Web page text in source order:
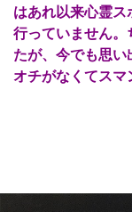
はあれ以来心霊ス
行っていません。
たが、今でも思い
オチがなくてスマ